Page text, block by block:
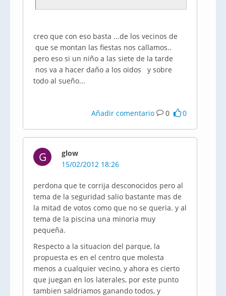
creo que con eso basta ...de los vecinos de
que se montan las fiestas nos callamos..
pero eso si un niño a las siete de la tarde
nos va a hacer daño a los oidos y sobre
todo al sueño...
Añadir comentario 0 0
G
glow
15/02/2012 18:26
perdona que te corrija desconocidos pero al
tema de la seguridad salio bastante mas de
la mitad de votos como que no se queria. y al
tema de la piscina una minoria muy
pequeña.
Respecto a la situacion del parque, la
propuesta es en el centro que molesta
menos a cualquier vecino, y ahora es cierto
que juegan en los laterales, por este punto
tambien saldriamos ganando todos, y